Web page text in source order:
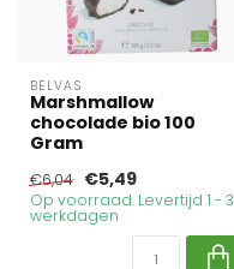
BELVAS
Marshmallow
chocolade bio 100
Gram
€6,04 €5,49
Op voorraad. Levertijd 1 - 3
werkdagen